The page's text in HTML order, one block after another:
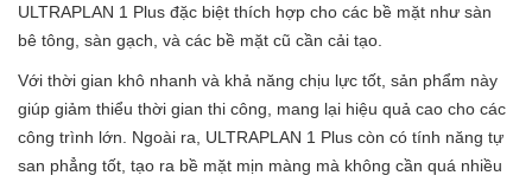
ULTRAPLAN 1 Plus đặc biệt thích hợp cho các bề mặt như sàn
bê tông, sàn gạch, và các bề mặt cũ cần cải tạo.
Với thời gian khô nhanh và khả năng chịu lực tốt, sản phẩm này
giúp giảm thiểu thời gian thi công, mang lại hiệu quả cao cho các
công trình lớn. Ngoài ra, ULTRAPLAN 1 Plus còn có tính năng tự
san phẳng tốt, tạo ra bề mặt mịn màng mà không cần quá nhiều